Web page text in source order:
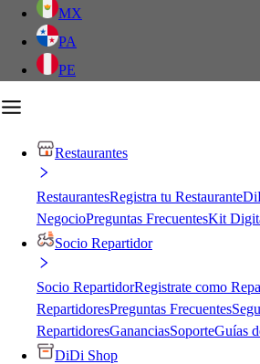
MX
PA
PE
Restaurantes
RestaurantesRegistra tu Restaurante
NegocioPreguntas FrecuentesKit
Socio Repartidor
Socio RepartidorRegistrate como
RepartidoresPreguntas Frecuentes
RepartidoresGananciasSoporteGuías
DiDi Shop